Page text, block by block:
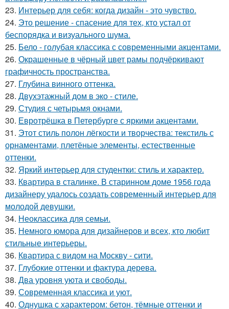
23. Интерьер для себя: когда дизайн - это чувство.
24. Это решение - спасение для тех, кто устал от
беспорядка и визуального шума.
25. Бело - голубая классика с современными акцентами.
26. Окрашенные в чёрный цвет рамы подчёркивают
графичность пространства.
27. Глубина винного оттенка.
28. Двухэтажный дом в эко - стиле.
29. Студия с четырьмя окнами.
30. Евротрёшка в Петербурге с яркими акцентами.
31. Этот стиль полон лёгкости и творчества: текстиль с
орнаментами, плетёные элементы, естественные
оттенки.
32. Яркий интерьер для студентки: стиль и характер.
33. Квартира в сталинке. В старинном доме 1956 года
дизайнеру удалось создать современный интерьер для
молодой девушки.
34. Неоклассика для семьи.
35. Немного юмора для дизайнеров и всех, кто любит
стильные интерьеры.
36. Квартира с видом на Москву - сити.
37. Глубокие оттенки и фактура дерева.
38. Два уровня уюта и свободы.
39. Современная классика и уют.
40. Однушка с характером: бетон, тёмные оттенки и